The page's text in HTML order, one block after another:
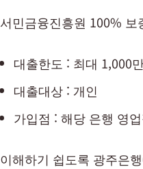
서민금융진흥원 100%
대출한도 : 최대 1,000
대출대상 : 개인
가입점 : 해당 은행 영
이해하기 쉽도록 광주은